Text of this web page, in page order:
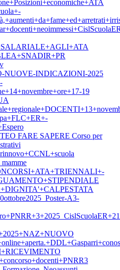
NUOVE-INDICAZIONI-2025
19
FARE SAPERE Corso per
A3-